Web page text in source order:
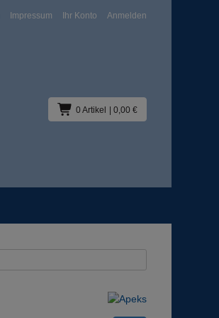
Impressum Ihr Konto Anmelden
0 Artikel | 0,00 €